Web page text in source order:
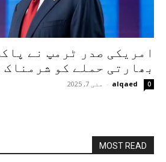
امریکی صدر ٹرمپ نے
بھارتی حملے کو شرمناک
alqaed
- مئی 7, 2025 0
MOST READ